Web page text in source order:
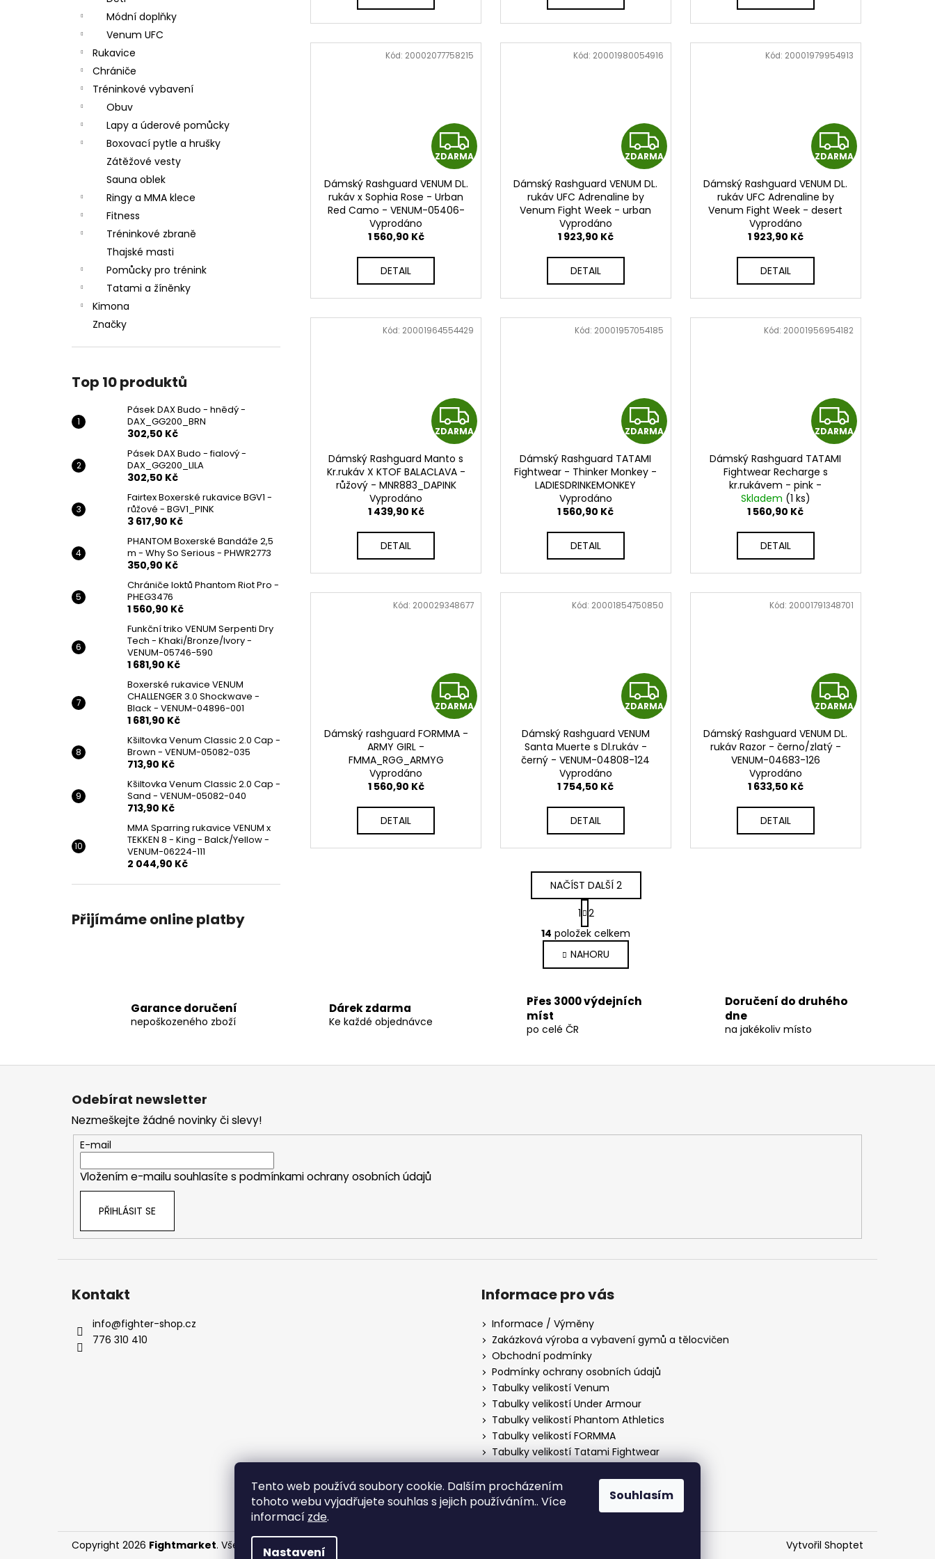
Tento web používá soubory cookie. Dalším procházením
tohoto webu vyjadřujete souhlas s jejich používáním.. Více
informací zde.
Nastavení
Souhlasím
Módní doplňky
Venum UFC
Rukavice
Chrániče
Tréninkové vybavení
Obuv
Lapy a úderové pomůcky
Boxovací pytle a hrušky
Zátěžové vesty
Sauna oblek
Ringy a MMA klece
Fitness
Tréninkové zbraně
Thajské masti
Pomůcky pro trénink
Tatami a žíněnky
Kimona
Značky
Top 10 produktů
Pásek DAX Budo - hnědý -
DAX_GG200_BRN
302,50 Kč
Pásek DAX Budo - fialový -
DAX_GG200_LILA
302,50 Kč
Fairtex Boxerské rukavice BGV1 -
růžové - BGV1_PINK
3 617,90 Kč
PHANTOM Boxerské Bandáže 2,5
m - Why So Serious - PHWR2773
350,90 Kč
Chrániče loktů Phantom Riot Pro -
PHEG3476
1 560,90 Kč
Funkční triko VENUM Serpenti Dry
Tech - Khaki/Bronze/Ivory -
VENUM-05746-590
1 681,90 Kč
Boxerské rukavice VENUM
CHALLENGER 3.0 Shockwave -
Black - VENUM-04896-001
1 681,90 Kč
Kšiltovka Venum Classic 2.0 Cap -
Brown - VENUM-05082-035
713,90 Kč
Kšiltovka Venum Classic 2.0 Cap -
Sand - VENUM-05082-040
713,90 Kč
MMA Sparring rukavice VENUM x
TEKKEN 8 - King - Balck/Yellow -
VENUM-06224-111
2 044,90 Kč
Přijímáme online platby
Z
D
ZDARMA
Dámský Rashguard VENUM DL.
rukáv x Sophia Rose - Urban
Red Camo - VENUM-05406-
618
Vyprodáno
1 560,90 Kč
DETAIL
Kód: 20002077758215
Z
D
ZDARMA
Dámský Rashguard VENUM DL.
rukáv UFC Adrenaline by
Venum Fight Week - urban
camo - VNMUFC-00279-651
Vyprodáno
1 923,90 Kč
DETAIL
Kód: 20001980054916
Z
D
ZDARMA
Dámský Rashguard VENUM DL.
rukáv UFC Adrenaline by
Venum Fight Week - desert
camo - VNMUFC-00279-650
Vyprodáno
1 923,90 Kč
DETAIL
Kód: 20001979954913
Z
D
ZDARMA
Dámský Rashguard Manto s
Kr.rukáv X KTOF BALACLAVA -
růžový - MNR883_DAPINK
Vyprodáno
1 439,90 Kč
DETAIL
Kód: 20001964554429
Z
D
ZDARMA
Dámský Rashguard TATAMI
Fightwear - Thinker Monkey -
LADIESDRINKEMONKEY
Vyprodáno
1 560,90 Kč
DETAIL
Kód: 20001957054185
Z
D
ZDARMA
Dámský Rashguard TATAMI
Fightwear Recharge s
kr.rukávem - pink -
23LR021_BLK
Skladem (1 ks)
1 560,90 Kč
DETAIL
Kód: 20001956954182
Z
D
ZDARMA
Dámský rashguard FORMMA -
ARMY GIRL -
FMMA_RGG_ARMYG
Vyprodáno
1 560,90 Kč
DETAIL
Kód: 200029348677
Z
D
ZDARMA
Dámský Rashguard VENUM
Santa Muerte s Dl.rukáv -
černý - VENUM-04808-124
Vyprodáno
1 754,50 Kč
DETAIL
Kód: 20001854750850
Z
D
ZDARMA
Dámský Rashguard VENUM DL.
rukáv Razor - černo/zlatý -
VENUM-04683-126
Vyprodáno
1 633,50 Kč
DETAIL
Kód: 20001791348701
O
v
l
á
a
r
ý
NAČÍST DALŠÍ 2
S
t
r
á
n
k
v
á
1 2
14 položek celkem
NAHORU
Garance doručení
nepoškozeného zboží
Dárek zdarma
Ke každé objednávce
Přes 3000 výdejních
míst
po celé ČR
Doručení do druhého
dne
na jakékoliv místo
Z
Odebírat newsletter
Nezmeškejte žádné novinky či slevy!
E-mail
Vložením e-mailu souhlasíte s podmínkami ochrany osobních údajů
PŘIHLÁSIT SE
Kontakt
info@fighter-shop.cz
776 310 410
Informace pro vás
Informace / Výměny
Zakázková výroba a vybavení gymů a tělocvičen
Obchodní podmínky
Podmínky ochrany osobních údajů
Tabulky velikostí Venum
Tabulky velikostí Under Armour
Tabulky velikostí Phantom Athletics
Tabulky velikostí FORMMA
Tabulky velikostí Tatami Fightwear
Tabulky velikostí Hayabusa
Tabulky velikostí PittBull West Coast
Vytvořil Shoptet
Copyright 2026 Fightmarket. Všechna práva vyhrazena.